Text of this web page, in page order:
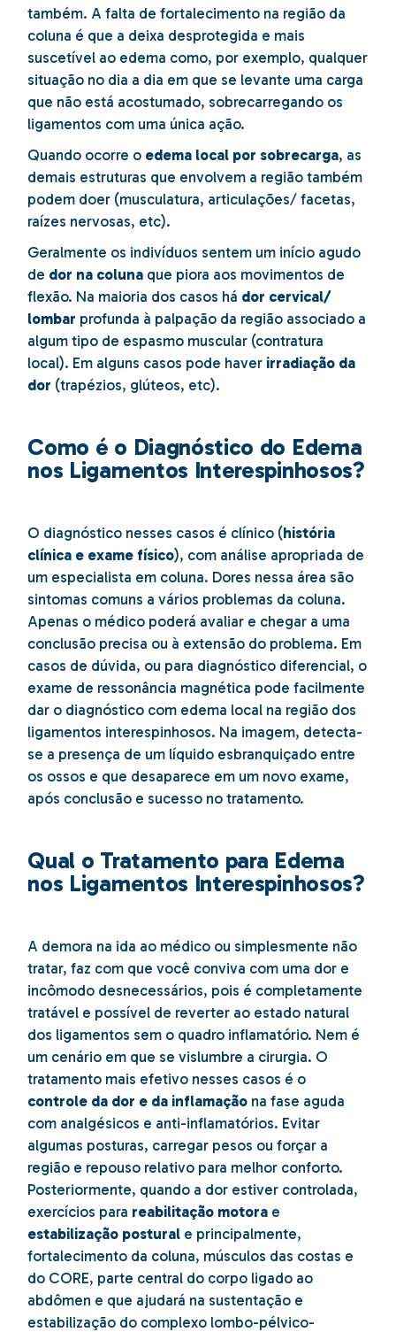
também. A falta de fortalecimento na região da
coluna é que a deixa desprotegida e mais
suscetível ao edema como, por exemplo, qualquer
situação no dia a dia em que se levante uma carga
que não está acostumado, sobrecarregando os
ligamentos com uma única ação.
Quando ocorre o edema local por sobrecarga, as
demais estruturas que envolvem a região também
podem doer (musculatura, articulações/ facetas,
raízes nervosas, etc).
Geralmente os indivíduos sentem um início agudo
de dor na coluna que piora aos movimentos de
flexão. Na maioria dos casos há dor cervical/
lombar profunda à palpação da região associado a
algum tipo de espasmo muscular (contratura
local). Em alguns casos pode haver irradiação da
dor (trapézios, glúteos, etc).
Como é o Diagnóstico do Edema
nos Ligamentos Interespinhosos?
O diagnóstico nesses casos é clínico (história
clínica e exame físico), com análise apropriada de
um especialista em coluna. Dores nessa área são
sintomas comuns a vários problemas da coluna.
Apenas o médico poderá avaliar e chegar a uma
conclusão precisa ou à extensão do problema. Em
casos de dúvida, ou para diagnóstico diferencial, o
exame de ressonância magnética pode facilmente
dar o diagnóstico com edema local na região dos
ligamentos interespinhosos. Na imagem, detecta-
se a presença de um líquido esbranquiçado entre
os ossos e que desaparece em um novo exame,
após conclusão e sucesso no tratamento.
Qual o Tratamento para Edema
nos Ligamentos Interespinhosos?
A demora na ida ao médico ou simplesmente não
tratar, faz com que você conviva com uma dor e
incômodo desnecessários, pois é completamente
tratável e possível de reverter ao estado natural
dos ligamentos sem o quadro inflamatório. Nem é
um cenário em que se vislumbre a cirurgia. O
tratamento mais efetivo nesses casos é o
controle da dor e da inflamação na fase aguda
com analgésicos e anti-inflamatórios. Evitar
algumas posturas, carregar pesos ou forçar a
região e repouso relativo para melhor conforto.
Posteriormente, quando a dor estiver controlada,
exercícios para reabilitação motora e
estabilização postural e principalmente,
fortalecimento da coluna, músculos das costas e
do CORE, parte central do corpo ligado ao
abdômen e que ajudará na sustentação e
estabilização do complexo lombo-pélvico-